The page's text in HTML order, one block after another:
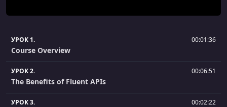
УРОК 1. 00:01:36
Course Overview
УРОК 2. 00:06:51
The Benefits of Fluent APIs
УРОК 3. 00:02:22